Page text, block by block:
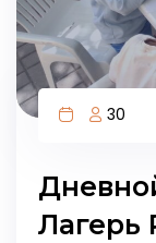
30
Лагерь